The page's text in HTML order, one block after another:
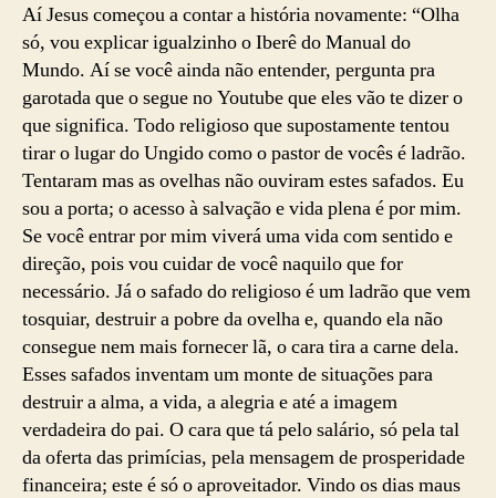
Aí Jesus começou a contar a história novamente: “Olha
só, vou explicar igualzinho o Iberê do Manual do
Mundo. Aí se você ainda não entender, pergunta pra
garotada que o segue no Youtube que eles vão te dizer o
que significa. Todo religioso que supostamente tentou
tirar o lugar do Ungido como o pastor de vocês é ladrão.
Tentaram mas as ovelhas não ouviram estes safados. Eu
sou a porta; o acesso à salvação e vida plena é por mim.
Se você entrar por mim viverá uma vida com sentido e
direção, pois vou cuidar de você naquilo que for
necessário. Já o safado do religioso é um ladrão que vem
tosquiar, destruir a pobre da ovelha e, quando ela não
consegue nem mais fornecer lã, o cara tira a carne dela.
Esses safados inventam um monte de situações para
destruir a alma, a vida, a alegria e até a imagem
verdadeira do pai. O cara que tá pelo salário, só pela tal
da oferta das primícias, pela mensagem de prosperidade
financeira; este é só o aproveitador. Vindo os dias maus